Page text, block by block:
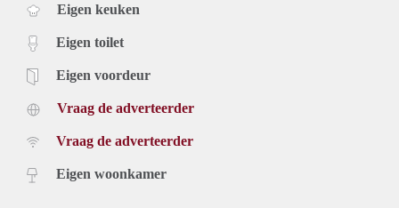
Eigen keuken
Eigen toilet
Eigen voordeur
Vraag de adverteerder
Vraag de adverteerder
Eigen woonkamer